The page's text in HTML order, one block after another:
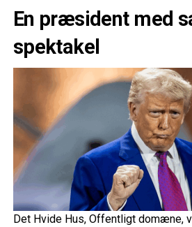
En præsident med
spektakel
Det Hvide Hus, Offentligt domæne,